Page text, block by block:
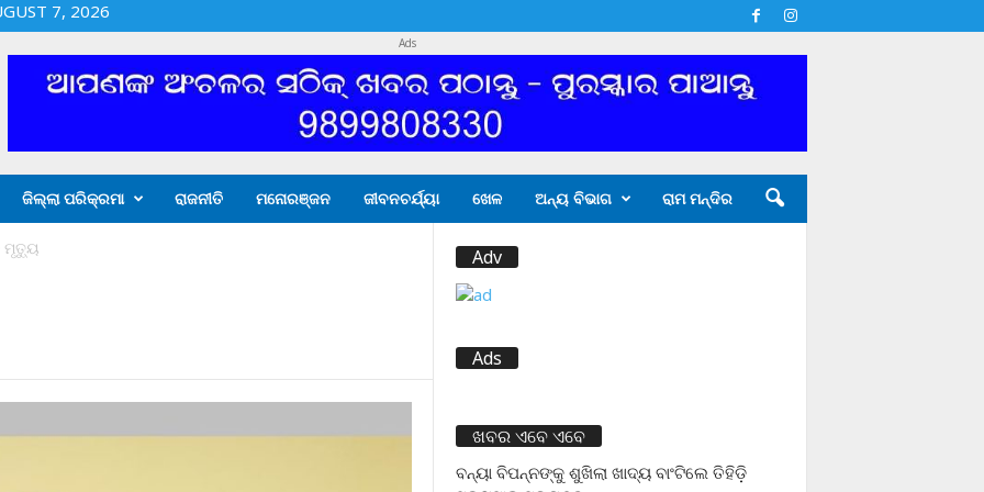
7, 2026
Ads
ଜିଲ୍ଲା ପରିକ୍ରମା ରାଜନୀତି ମନୋରଞ୍ଜନ ଜୀବନଚର୍ଯ୍ୟା ଖେଳ ଅନ୍ୟ ବିଭାଗ ରାମ ମନ୍ଦିର
ମୃତ୍ୟୁ Adv
Ads
ଖବର ଏବେ ଏବେ
ବନ୍ୟା ବିପନ୍ନଙ୍କୁ ଶୁଖିଲା ଖାଦ୍ୟ ବାଂଟିଲେ ତିହିଡି଼